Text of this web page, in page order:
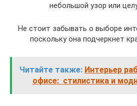
небольшой узор или
Не стоит забывать о выборе
поскольку она подчеркнет
Читайте также: Интерьер
офисе: стилистика и